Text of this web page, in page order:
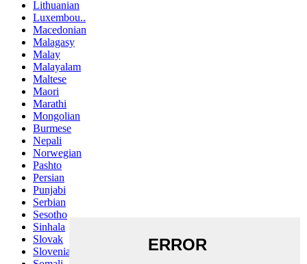
Lithuanian
Luxembou..
Macedonian
Malagasy
Malay
Malayalam
Maltese
Maori
Marathi
Mongolian
Burmese
Nepali
Norwegian
Pashto
Persian
Punjabi
Serbian
Sesotho
Sinhala
Slovak
Slovenian